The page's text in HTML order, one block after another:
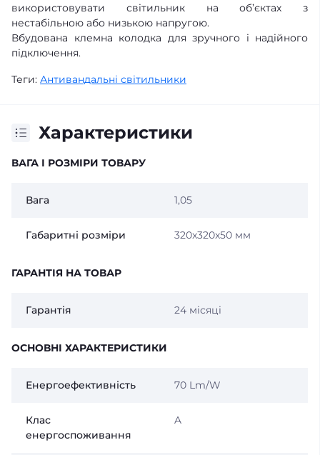
використовувати світильник на об’єктах з
нестабільною або низькою напругою.
Вбудована клемна колодка для зручного і надійного
підключення.
Теги: Антивандальні світильники
Характеристики
ВАГА І РОЗМІРИ ТОВАРУ
Вага 1,05
Габаритні розміри 320x320x50 мм
ГАРАНТІЯ НА ТОВАР
Гарантія 24 місяці
ОСНОВНІ ХАРАКТЕРИСТИКИ
Енергоефективність 70 Lm/W
Клас
енергоспоживання
A